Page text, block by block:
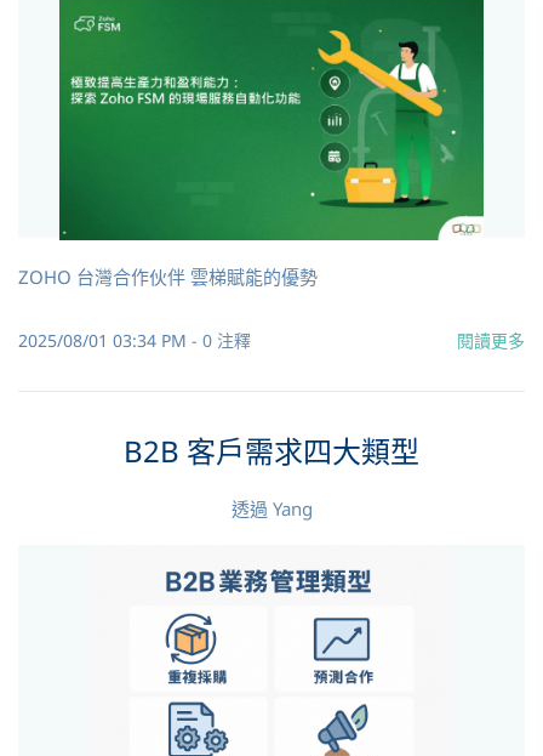
ZOHO 台灣合作伙伴 雲梯賦能的優勢
2025/08/01 03:34 PM - 0 注釋 閱讀更多
B2B 客戶需求四大類型
透過 Yang